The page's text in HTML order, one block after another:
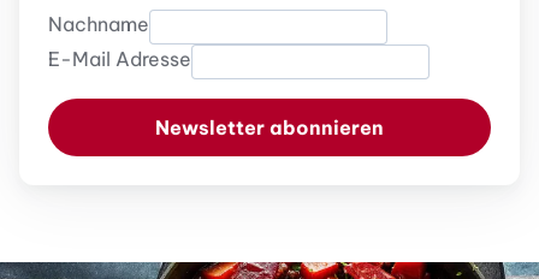
Nachname
E-Mail Adresse
Newsletter abonnieren